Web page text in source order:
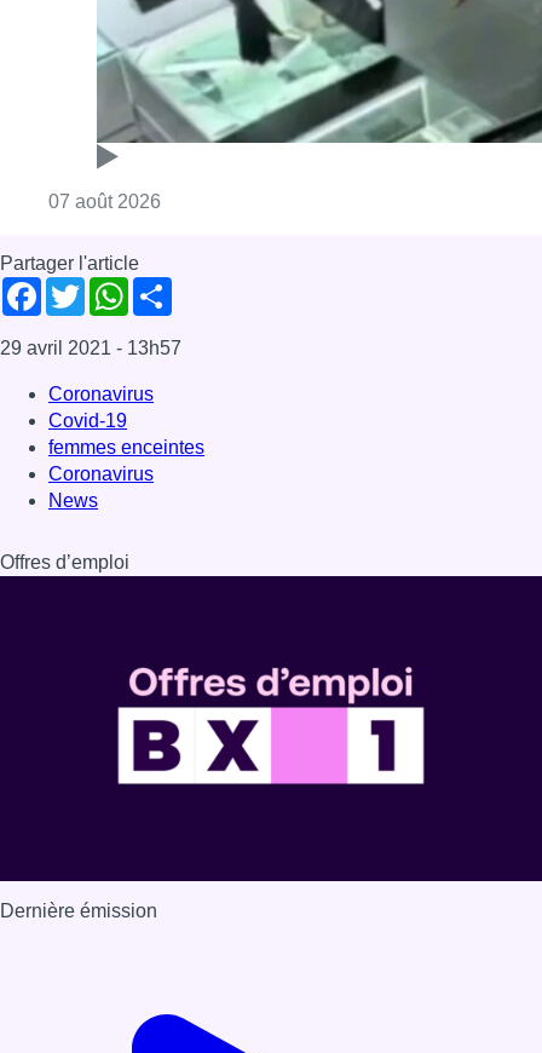
29 avril 2021 - 13h57
Coronavirus
femmes enceintes
Coronavirus
News